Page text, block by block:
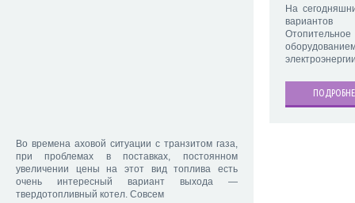
Во времена аховой ситуации с транзитом газа,
при проблемах в поставках, постоянном
увеличении цены на этот вид топлива есть
очень интересный вариант выхода —
твердотопливный котел. Совсем
На
вариантов